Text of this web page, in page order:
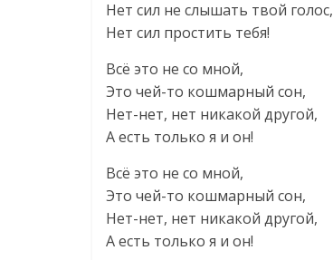
Нет сил не слышать твой голос,
Нет сил простить тебя!
Всё это не со мной,
Это чей-то кошмарный сон,
Нет-нет, нет никакой другой,
А есть только я и он!
Всё это не со мной,
Это чей-то кошмарный сон,
Нет-нет, нет никакой другой,
А есть только я и он!